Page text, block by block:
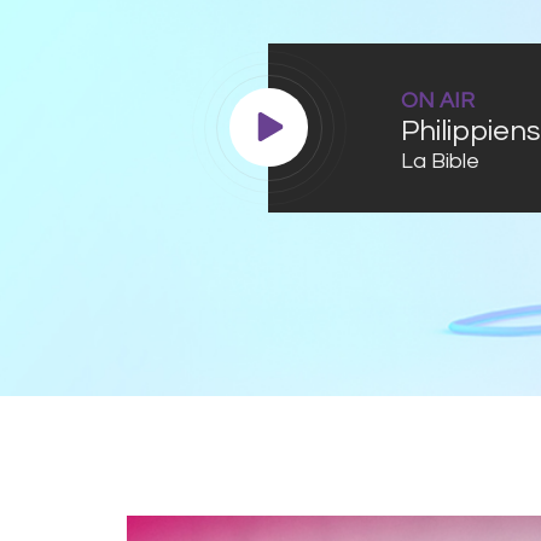
ON AIR
La Bible